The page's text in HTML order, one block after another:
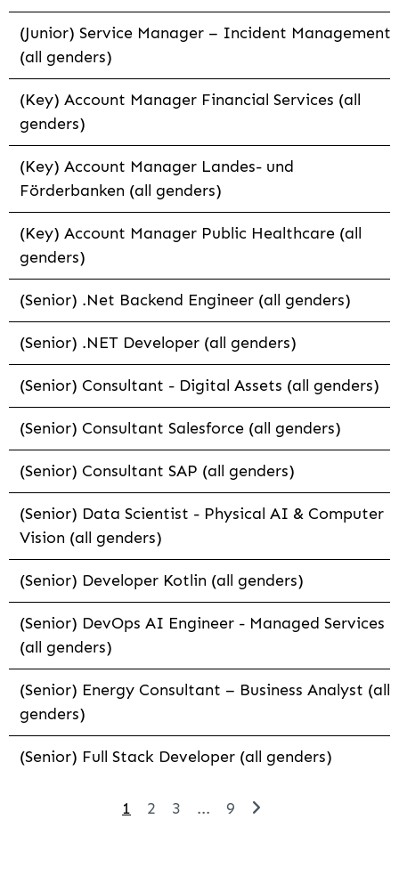
(Junior) Service Manager – Incident Management
(all genders)
(Key) Account Manager Financial Services (all
genders)
(Key) Account Manager Landes- und
Förderbanken (all genders)
(Key) Account Manager Public Healthcare (all
genders)
(Senior) .Net Backend Engineer (all genders)
(Senior) .NET Developer (all genders)
(Senior) Consultant - Digital Assets (all genders)
(Senior) Consultant Salesforce (all genders)
(Senior) Consultant SAP (all genders)
(Senior) Data Scientist - Physical AI & Computer
Vision (all genders)
(Senior) Developer Kotlin (all genders)
(Senior) DevOps AI Engineer - Managed Services
(all genders)
(Senior) Energy Consultant – Business Analyst (all
genders)
(Senior) Full Stack Developer (all genders)
1 2 3 ... 9